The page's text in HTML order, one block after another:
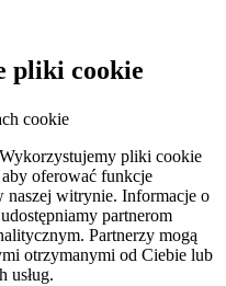
pliki cookie
cookie
pliki cookie
oferować funkcje
naszej witrynie. Informacje o
partnerom
Partnerzy mogą
otrzymanymi od Ciebie lub
usług.